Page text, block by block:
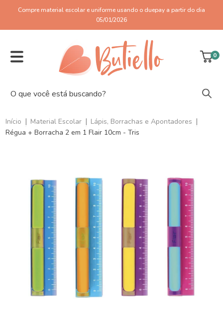
Compre material escolar e uniforme usando o duepay a partir do dia
05/01/2026
0
Início | Material Escolar | Lápis, Borrachas e Apontadores |
Régua + Borracha 2 em 1 Flair 10cm - Tris